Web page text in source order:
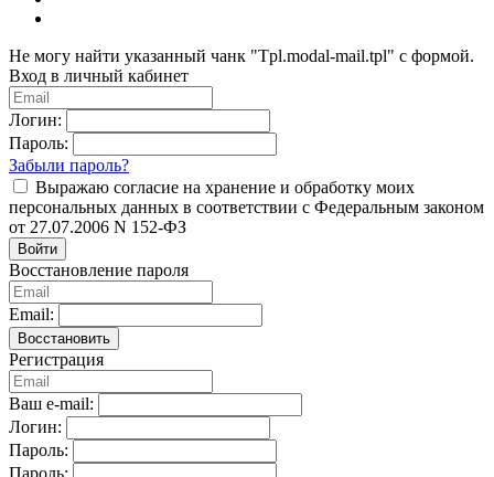
Не могу найти указанный чанк "Tpl.modal-mail.tpl" с формой.
Вход в личный кабинет
Логин:
Пароль:
Забыли пароль?
Выражаю согласие на хранение и обработку моих
персональных данных в соответствии с Федеральным законом
от 27.07.2006 N 152-ФЗ
Войти
Восстановление пароля
Email:
Восстановить
Регистрация
Ваш e-mail:
Логин:
Пароль:
Пароль: